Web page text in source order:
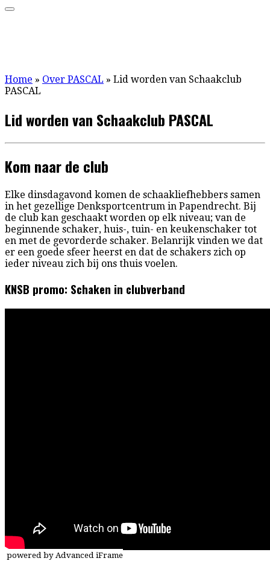
Home » Over PASCAL » Lid worden van Schaakclub
PASCAL
Lid worden van Schaakclub PASCAL
Kom naar de club
Elke dinsdagavond komen de schaakliefhebbers samen
in het gezellige Denksportcentrum in Papendrecht. Bij
de club kan geschaakt worden op elk niveau; van de
beginnende schaker, huis-, tuin- en keukenschaker tot
en met de gevorderde schaker. Belanrijk vinden we dat
er een goede sfeer heerst en dat de schakers zich op
ieder niveau zich bij ons thuis voelen.
KNSB promo: Schaken in clubverband
powered by Advanced iFrame